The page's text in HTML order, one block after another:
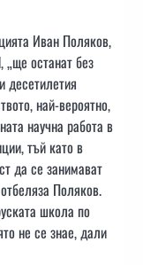
Иван Поляков,
„ще останат без
десетилетия
най-вероятно,
научна работа в
тъй като в
да се занимават
Поляков.
школа по
не се знае, дали